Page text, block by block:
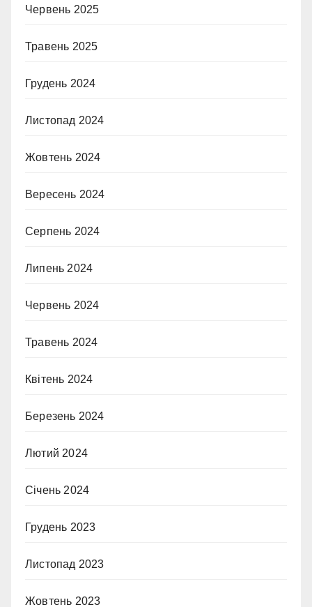
Червень 2025
Травень 2025
Грудень 2024
Листопад 2024
Жовтень 2024
Вересень 2024
Серпень 2024
Липень 2024
Червень 2024
Травень 2024
Квітень 2024
Березень 2024
Лютий 2024
Січень 2024
Грудень 2023
Листопад 2023
Жовтень 2023